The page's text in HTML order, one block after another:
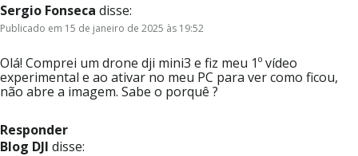
Sergio Fonseca disse:
Publicado em 15 de janeiro de 2025 às 19:52
Olá! Comprei um drone dji mini3 e fiz meu 1º vídeo
experimental e ao ativar no meu PC para ver como ficou,
não abre a imagem. Sabe o porquê ?
Responder
Blog DJI disse: